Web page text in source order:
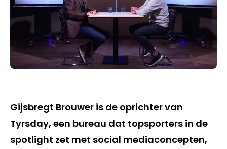
Gijsbregt Brouwer is de oprichter van
Tyrsday, een bureau dat topsporters in de
spotlight zet met social mediaconcepten,